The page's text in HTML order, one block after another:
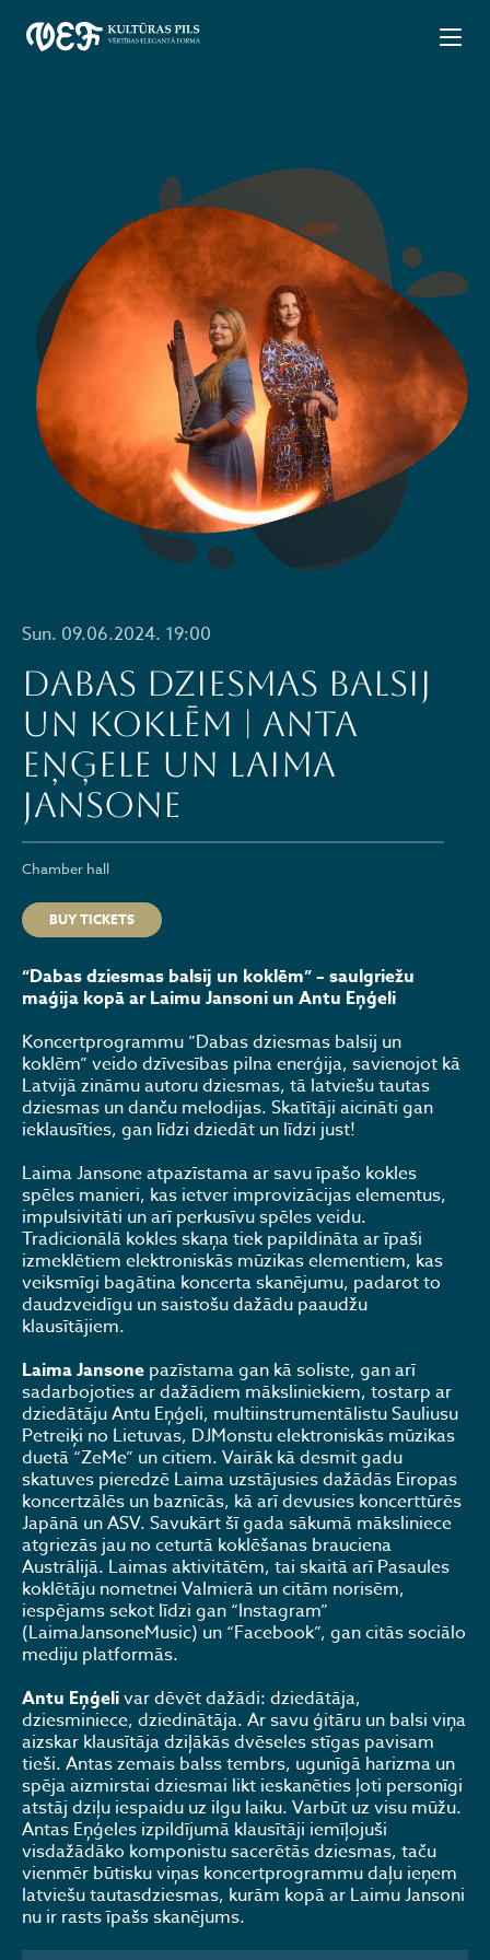
Sun. 09.06.2024. 19:00
DABAS DZIESMAS BALSIJ
UN KOKLĒM | Anta
Eņģele un Laima
Jansone
Chamber hall
BUY TICKETS
“Dabas dziesmas balsij un koklēm” – saulgriežu
maģija kopā ar Laimu Jansoni un Antu Eņģeli
Koncertprogrammu ”Dabas dziesmas balsij un
koklēm” veido dzīvesības pilna enerģija, savienojot kā
Latvijā zināmu autoru dziesmas, tā latviešu tautas
dziesmas un danču melodijas. Skatītāji aicināti gan
ieklausīties, gan līdzi dziedāt un līdzi just!
Laima Jansone atpazīstama ar savu īpašo kokles
spēles manieri, kas ietver improvizācijas elementus,
impulsivitāti un arī perkusīvu spēles veidu.
Tradicionālā kokles skaņa tiek papildināta ar īpaši
izmeklētiem elektroniskās mūzikas elementiem, kas
veiksmīgi bagātina koncerta skanējumu, padarot to
daudzveidīgu un saistošu dažādu paaudžu
klausītājiem.
Laima Jansone pazīstama gan kā soliste, gan arī
sadarbojoties ar dažādiem māksliniekiem, tostarp ar
dziedātāju Antu Eņģeli, multiinstrumentālistu Sauliusu
Petreiķi no Lietuvas, DJMonstu elektroniskās mūzikas
duetā “ZeMe” un citiem. Vairāk kā desmit gadu
skatuves pieredzē Laima uzstājusies dažādās Eiropas
koncertzālēs un baznīcās, kā arī devusies koncerttūrēs
Japānā un ASV. Savukārt šī gada sākumā māksliniece
atgriezās jau no ceturtā koklēšanas brauciena
Austrālijā. Laimas aktivitātēm, tai skaitā arī Pasaules
koklētāju nometnei Valmierā un citām norisēm,
iespējams sekot līdzi gan “Instagram”
(LaimaJansoneMusic) un “Facebook”, gan citās sociālo
mediju platformās.
Antu Eņģelivar dēvēt dažādi: dziedātāja,
dziesminiece, dziedinātāja. Ar savu ģitāru un balsi viņa
aizskar klausītāja dziļākās dvēseles stīgas pavisam
tieši. Antas zemais balss tembrs, ugunīgā harizma un
spēja aizmirstai dziesmai likt ieskanēties ļoti personīgi
atstāj dziļu iespaidu uz ilgu laiku. Varbūt uz visu mūžu.
Antas Eņģeles izpildījumā klausītāji iemīļojuši
visdažādāko komponistu sacerētās dziesmas, taču
vienmēr būtisku viņas koncertprogrammu daļu ieņem
latviešu tautasdziesmas, kurām kopā ar Laimu Jansoni
nu ir rasts īpašs skanējums.